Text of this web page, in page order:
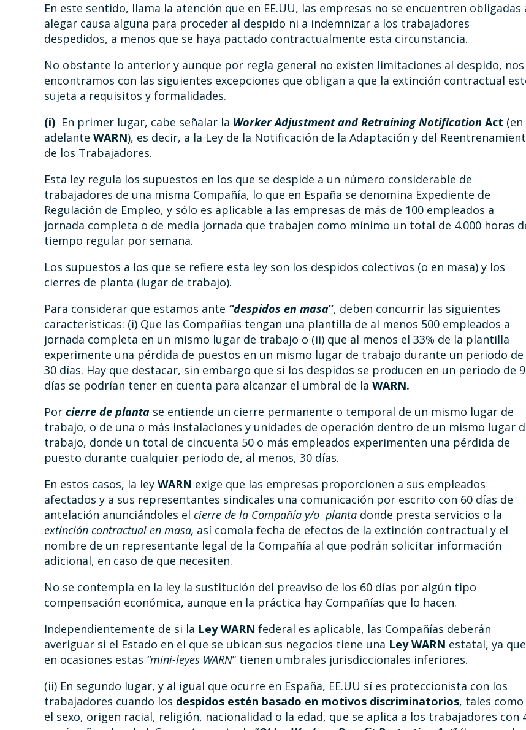
En este sentido, llama la atención que en EE.UU, las empresas no se encuentren obligadas
alegar causa alguna para proceder al despido ni a indemnizar a los trabajadores
despedidos, a menos que se haya pactado contractualmente esta circunstancia.
No obstante lo anterior y aunque por regla general no existen limitaciones al despido, nos
encontramos con las siguientes excepciones que obligan a que la extinción contractual
sujeta a requisitos y formalidades.
(i) En primer lugar, cabe señalar la Worker Adjustmentand Retraining Notification Act (en
adelante WARN), es decir, a la Ley de la Notificación de la Adaptación y del
de los Trabajadores.
Esta ley regula los supuestos en los que se despide a un número considerable de
trabajadores de una misma Compañía, lo que en España se denomina Expediente de
Regulación de Empleo, y sólo es aplicable a las empresas de más de 100 empleados a
jornada completa o de media jornada que trabajen como mínimo un total de 4.000 horas
tiempo regular por semana.
Los supuestos a los que se refiere esta ley son los despidos colectivos (o en masa) y los
cierres de planta (lugar de trabajo).
Para considerar que estamos ante “despidos en masa”, deben concurrir las siguientes
características: (i) Que las Compañías tengan una plantilla de al menos 500 empleados a
jornada completa en un mismo lugar de trabajo o (ii) que al menos el 33% de la plantilla
experimente una pérdida de puestos en un mismo lugar de trabajo durante un periodo de
30 días. Hay que destacar, sin embargo que si los despidos se producen en un periodo de
días se podrían tener en cuenta para alcanzar el umbral de la WARN.
Por cierre de planta se entiende un cierre permanente o temporal de un mismo lugar de
trabajo, o de una o más instalaciones y unidades de operación dentro de un mismo lugar
trabajo, donde un total de cincuenta 50 o más empleados experimenten una pérdida de
puesto durante cualquier periodo de, al menos, 30 días.
En estos casos, la ley WARN exige que las empresas proporcionen a sus empleados
afectados y a sus representantes sindicales una comunicación por escrito con 60 días de
antelación anunciándoles el cierre de la Compañía y/o planta donde presta servicios o la
extinción contractual en masa, así comola fecha de efectos de la extinción contractual y el
nombre de un representante legal de la Compañía al que podrán solicitar información
adicional, en caso de que necesiten.
No se contempla en la ley la sustitución del preaviso de los 60 días por algún tipo
compensación económica, aunque en la práctica hay Compañías que lo hacen.
Independientemente de si la LeyWARN federal es aplicable, las Compañías deberán
averiguar si el Estado en el que se ubican sus negocios tiene una Ley WARN estatal, ya que
en ocasiones estas “mini-leyes WARN” tienen umbrales jurisdiccionales inferiores.
(ii) En segundo lugar, y al igual que ocurre en España, EE.UU sí es proteccionista con los
trabajadores cuando los despidos estén basado en motivos discriminatorios, tales como
el sexo, origen racial, religión, nacionalidad o la edad, que se aplica a los trabajadores con